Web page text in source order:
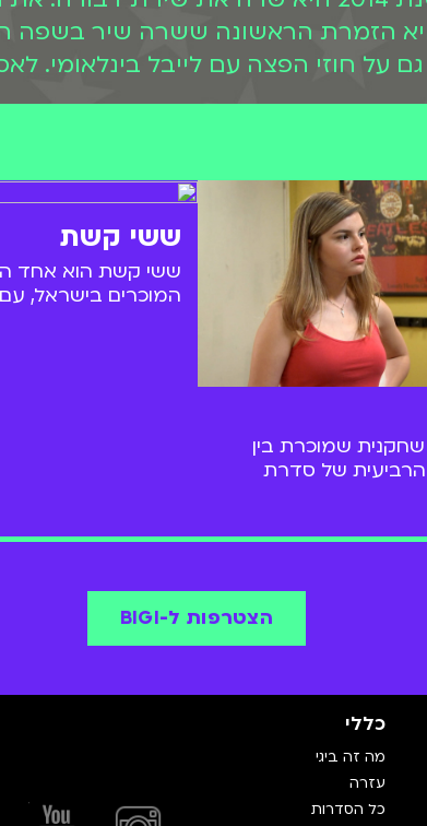
הזמרת הראשונה ששרה שיר בשפה
לייבל בינלאומי. לאסתר יש 3 מיני-אלבומים ו-3
שחקנית שמוכרת בין
של סדרת
שולטת" ובעוד מספר
ששי קשת
ששי קשת הוא אחד
המוכרים בישראל,
הצטרפות ל-BIGI
כללי
מה זה ביגי
עזרה
כל הסדרות